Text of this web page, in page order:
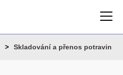
Skladování a přenos potravin